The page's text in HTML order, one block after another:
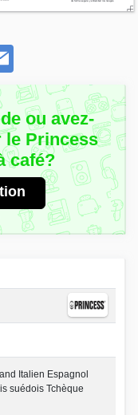
ou avez-
le Princess
café?
Italien Espagnol
suédois Tchèque